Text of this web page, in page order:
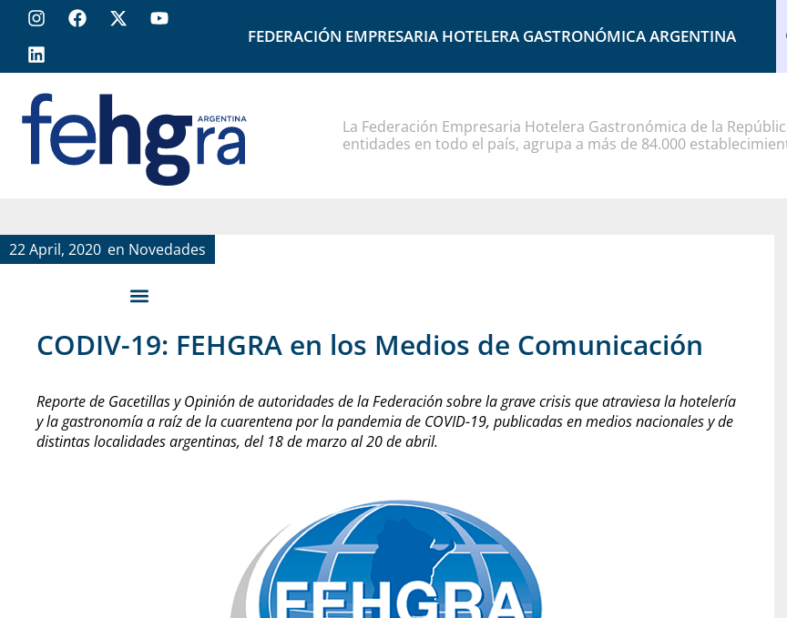
FEDERACIÓN EMPRESARIA HOTELERA GASTRONÓMICA ARGENTINA
La Federación Empresaria Hotelera Gastronómica de la
entidades en todo el país, agrupa a más de 84.000
22 April, 2020 en Novedades
CODIV-19: FEHGRA en los Medios de Comunicación
Reporte de Gacetillas y Opinión de autoridades de la Federación sobre la grave crisis que atraviesa la hotelería
y la gastronomía a raíz de la cuarentena por la pandemia de COVID-19, publicadas en medios nacionales y de
distintas localidades argentinas, del 18 de marzo al 20 de abril.